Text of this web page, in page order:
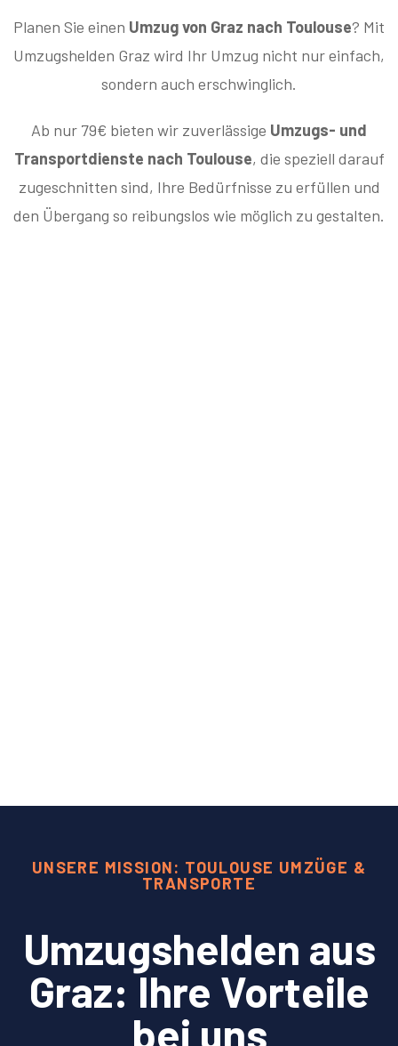
Planen Sie einen Umzug von Graz nach Toulouse? Mit
Umzugshelden Graz wird Ihr Umzug nicht nur einfach,
sondern auch erschwinglich.
Ab nur 79€ bieten wir zuverlässige Umzugs- und
Transportdienste nach Toulouse, die speziell darauf
zugeschnitten sind, Ihre Bedürfnisse zu erfüllen und
den Übergang so reibungslos wie möglich zu gestalten.
UNSERE MISSION: TOULOUSE UMZÜGE &
TRANSPORTE
Umzugshelden aus
Graz: Ihre Vorteile
bei uns